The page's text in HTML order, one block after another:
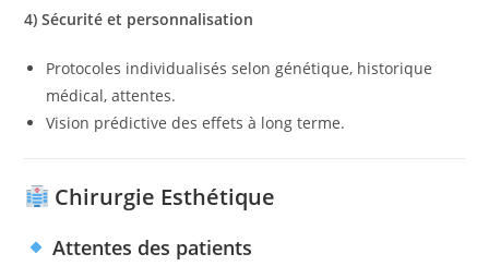
4) Sécurité et personnalisation
Protocoles individualisés selon génétique, historique
médical, attentes.
Vision prédictive des effets à long terme.
Chirurgie Esthétique
Attentes des patients